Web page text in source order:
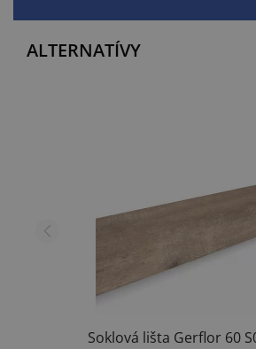
ALTERNATÍVY
Soklová lišta Gerflor 60